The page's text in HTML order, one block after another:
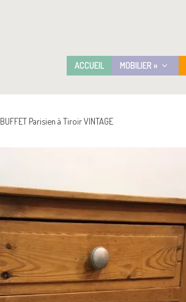
ACCUEIL MOBILIER »
BUFFET Parisien à Tiroir VINTAGE